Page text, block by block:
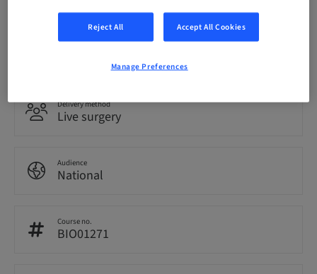
Delivery method
Live surgery
Audience
National
Course no.
BIO01271
Reject All Accept All Cookies
Manage Preferences